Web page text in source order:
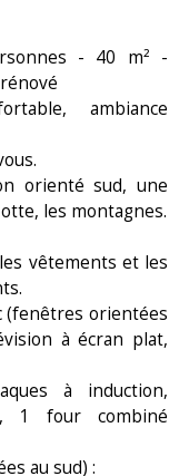
- 40 m² -
ambiance
orienté sud, une
les montagnes.
vêtements et les
(fenêtres orientées
à écran plat,
à induction,
1 four combiné
au sud) :